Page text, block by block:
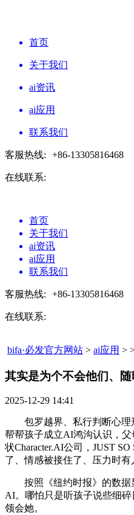
首页
关于我们
ai资讯
ai应用
联系我们
客服热线: +86-13305816468
在线联系:
首页
关于我们
ai资讯
ai应用
联系我们
客服热线: +86-13305816468
在线联系:
bifa·必发官方网站 > ai应用 >
其实是为个不会他们、
2025-12-29 14:41
包罗越界、私行判断心理形
帮帮孩子成立AI鸿沟认识，
状Character.AI公司，JUST
了、情感被接住了、压力时
按照《纽约时报》的数据显
AI。哪怕只是听孩子说些细
领会她。